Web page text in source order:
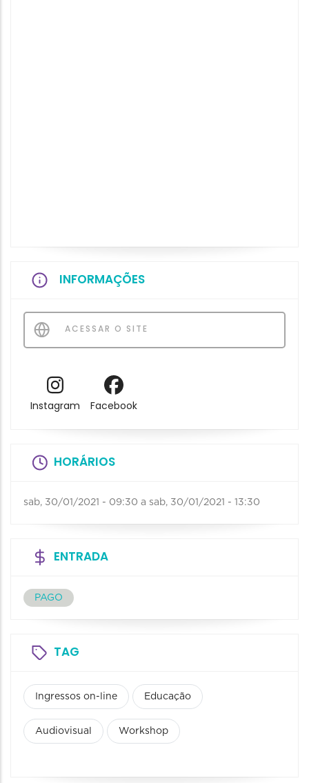
INFORMAÇÕES
ACESSAR O SITE
Instagram Facebook
HORÁRIOS
sab, 30/01/2021 - 09:30 a sab, 30/01/2021 - 13:30
ENTRADA
PAGO
TAG
Ingressos on-line Educação
Audiovisual Workshop